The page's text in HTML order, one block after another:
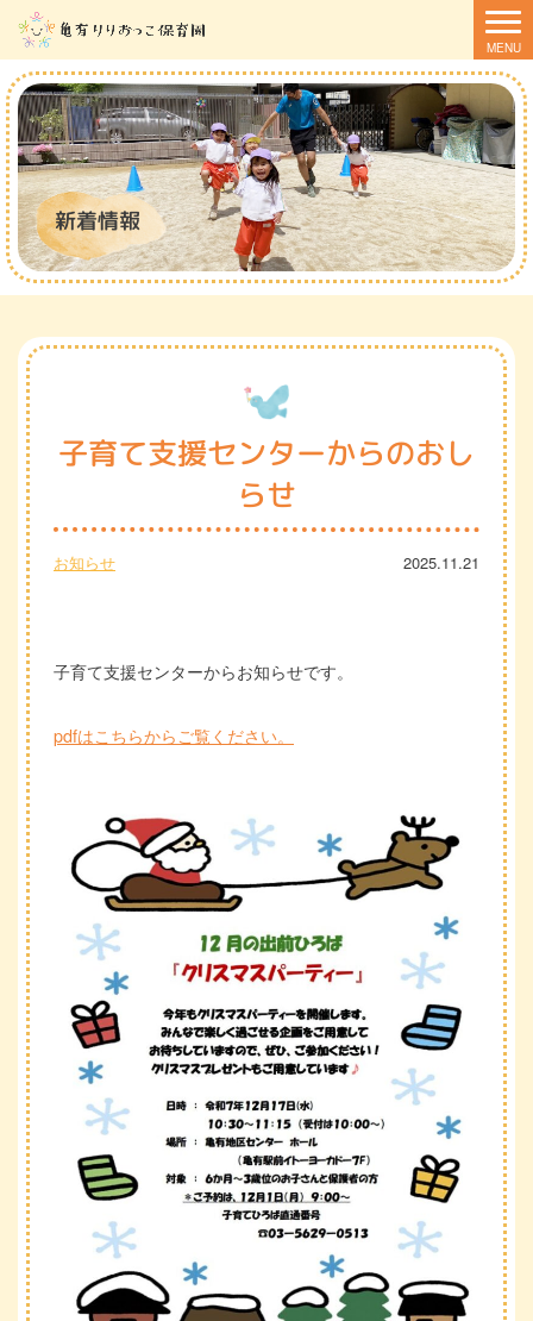
新着情報
子育て支援センターからのおし
らせ
お知らせ 2025.11.21
子育て支援センターからお知らせです。
pdfはこちらからご覧ください。